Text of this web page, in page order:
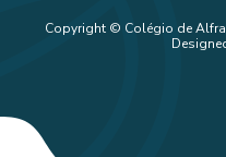
Copyright © Colégio de